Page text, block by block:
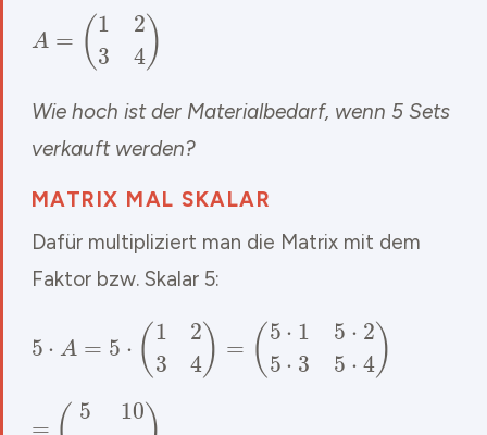
Wie hoch ist der Materialbedarf, wenn 5 Sets
verkauft werden?
MATRIX MAL SKALAR
Dafür multipliziert man die Matrix mit dem
Faktor bzw. Skalar 5:
5⋅ 234 5⋅1 ⋅ ⋅3 5⋅4